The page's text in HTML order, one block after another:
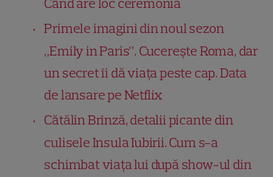
Când are loc ceremonia
Primele imagini din noul sezon
„Emily in Paris”. Cucerește Roma, dar
un secret îi dă viața peste cap. Data
de lansare pe Netflix
Cătălin Brînză, detalii picante din
culisele Insula Iubirii. Cum s-a
schimbat viața lui după show-ul din